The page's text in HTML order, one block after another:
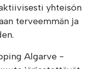
yhteisön
terveemmän ja
Algarve -